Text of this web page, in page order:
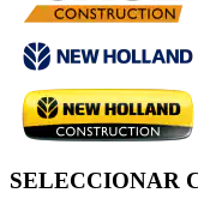
SELECCIONAR